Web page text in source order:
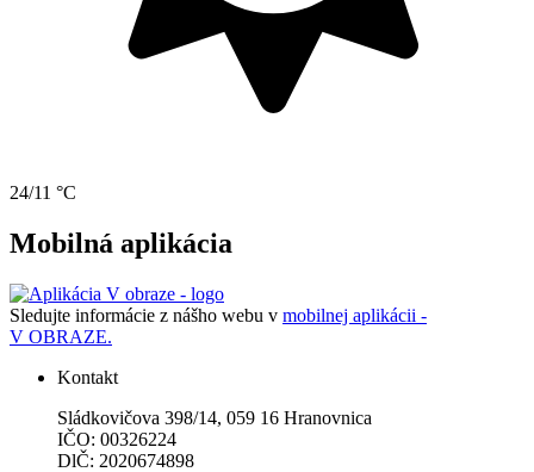
24/11 °C
Mobilná aplikácia
Sledujte informácie z nášho webu v mobilnej aplikácii -
V OBRAZE.
Kontakt
Sládkovičova 398/14, 059 16 Hranovnica
IČO: 00326224
DlČ: 2020674898